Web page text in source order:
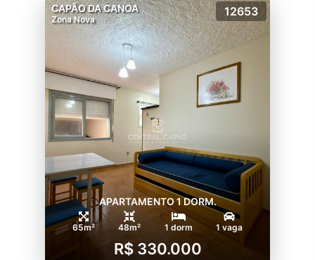
CAPÃO DA CANOA
Zona Nova
12653
APARTAMENTO 1 DORM.
65m² 48m² 1 dorm 1 vaga
R$ 330.000